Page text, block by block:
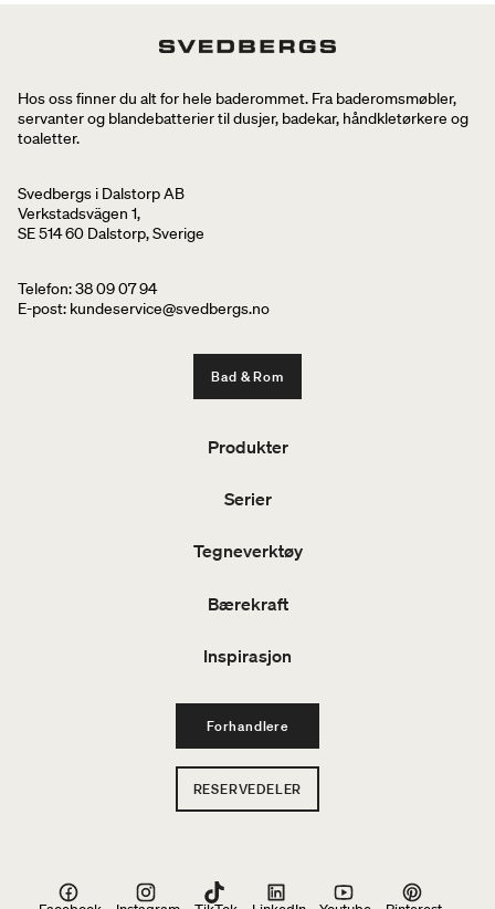
Hos oss finner du alt for hele baderommet. Fra baderomsmøbler,
servanter og blandebatterier til dusjer, badekar, håndkletørkere og
toaletter.
Svedbergs i Dalstorp AB
Verkstadsvägen 1,
SE 514 60 Dalstorp, Sverige
Telefon: 38 09 07 94
E-post: kundeservice@svedbergs.no
Bad & Rom
Produkter
Serier
Tegneverktøy
Bærekraft
Inspirasjon
Forhandlere
RESERVEDELER